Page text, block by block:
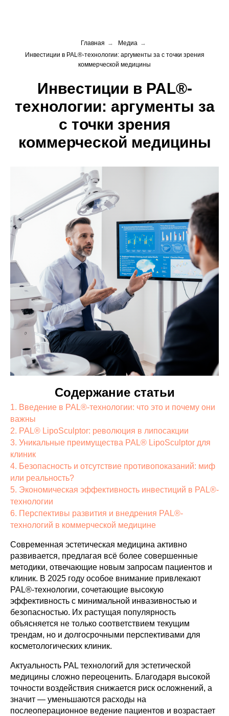
Главная → Медиа →
Инвестиции в PAL®-технологии: аргументы за с точки зрения
коммерческой медицины
Инвестиции в PAL®-
технологии: аргументы за
с точки зрения
коммерческой медицины
Содержание статьи
1. Введение в PAL®-технологии: что это и почему они
важны
2. PAL® LipoSculptor: революция в липосакции
3. Уникальные преимущества PAL® LipoSculptor для
клиник
4. Безопасность и отсутствие противопоказаний: миф
или реальность?
5. Экономическая эффективность инвестиций в PAL®-
технологии
6. Перспективы развития и внедрения PAL®-
технологий в коммерческой медицине
Современная эстетическая медицина активно
развивается, предлагая всё более совершенные
методики, отвечающие новым запросам пациентов и
клиник. В 2025 году особое внимание привлекают
PAL®-технологии, сочетающие высокую
эффективность с минимальной инвазивностью и
безопасностью. Их растущая популярность
объясняется не только соответствием текущим
трендам, но и долгосрочными перспективами для
косметологических клиник.
Актуальность PAL технологий для эстетической
медицины сложно переоценить. Благодаря высокой
точности воздействия снижается риск осложнений, а
значит — уменьшаются расходы на
послеоперационное ведение пациентов и возрастает